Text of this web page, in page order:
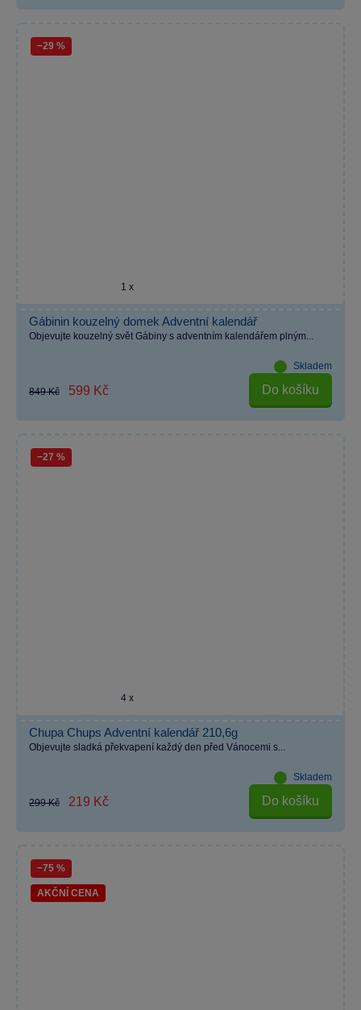
−29 %
1 x
Gábinin kouzelný domek Adventní kalendář
Objevujte kouzelný svět Gábiny s adventním kalendářem plným...
Skladem
849 Kč 599 Kč Do košíku
−27 %
4 x
Chupa Chups Adventní kalendář 210,6g
Objevujte sladká překvapení každý den před Vánocemi s...
Skladem
299 Kč 219 Kč Do košíku
−75 %
AKČNÍ CENA